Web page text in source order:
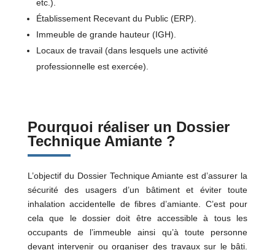
etc.).
Établissement Recevant du Public (ERP).
Immeuble de grande hauteur (IGH).
Locaux de travail (dans lesquels une activité
professionnelle est exercée).
Pourquoi réaliser un Dossier
Technique Amiante ?
L’objectif du Dossier Technique Amiante est d’assurer la
sécurité des usagers d’un bâtiment et éviter toute
inhalation accidentelle de fibres d’amiante. C’est pour
cela que le dossier doit être accessible à tous les
occupants de l’immeuble ainsi qu’à toute personne
devant intervenir ou organiser des travaux sur le bâti.